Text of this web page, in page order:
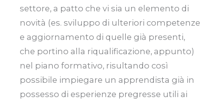
settore, a patto che vi sia un elemento di
novità (es. sviluppo di ulteriori competenze
e aggiornamento di quelle già presenti,
che portino alla riqualificazione, appunto)
nel piano formativo, risultando così
possibile impiegare un apprendista già in
possesso di esperienze pregresse utili ai